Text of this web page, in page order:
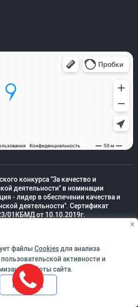
конкурса "За качество и
деятельности" в номинации
- лидер в обеспечении качества и
деятельности". Сертификат
01КБМД от 10.10.2019г.
«Медицина». Все права защищены.
ограниченными возможностями
файлы Cookiesдля анализа
активности и
работы сайта.
Принять